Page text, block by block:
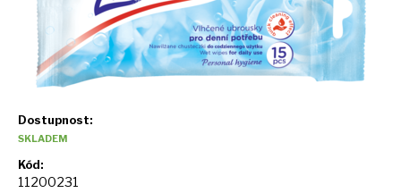
Dostupnost:
SKLADEM
Kód:
11200231